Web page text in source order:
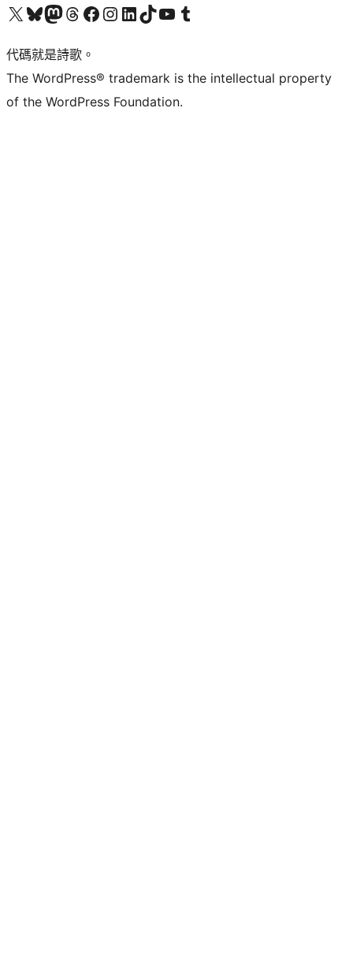
Visit our X (formerly Twitter) account
Visit our Bluesky account
Visit our Mastodon account
Visit our Threads account
訪問我們的 Facebook 專頁Visit our Instagram account
Visit our LinkedIn account
Visit our TikTok account
Visit our YouTube channel
Visit our Tumblr account
代碼就是詩歌。
The WordPress® trademark is the intellectual property
of the WordPress Foundation.